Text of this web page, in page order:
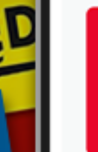
Bershka
WIĘCEJ GAZETEK